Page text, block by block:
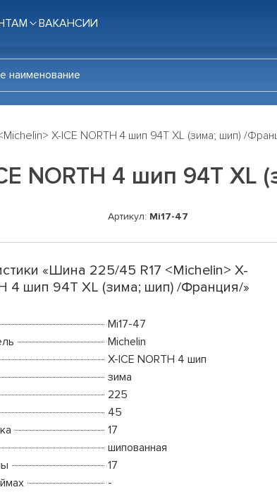
ВАКАНСИИ
X-ICE NORTH 4 шип 94T XL (зима; шип) /
NORTH 4 шип 94T
Артикул: Mi17-47
«Шина 225/45 R17 <Michelin> X-
4 шип 94T XL (зима; шип) /Франция/»
Mi17-47
Michelin
X-ICE NORTH 4 шип
зима
225
45
17
шипованная
17
-